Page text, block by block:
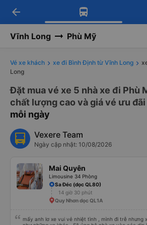
Tải app Vexere ngay!
Nhận ưu đãi thành viên độc
Tải app Vexere
-30k/ghế khi đặt vé máy bay
arrow_back
Vĩnh Long Phù Mỹ
Vé xe khách xe đi Bình Định từ Vĩnh Long
Long
Đặt mua vé xe 5 nhà xe đi Phù
chất lượng cao và giá vé ưu
mỗi ngày
Vexere Team
Ngày cập nhật: 10/08/2026
Mai Quyên
Limousine 34 Phòng
Sa Đéc (dọc QL80)
14 giờ 30 phút
Quy Nhơn dọc QL1A
mấy anh lơ xe vui vẻ nhiệt tình , mình đi trễ nhưng